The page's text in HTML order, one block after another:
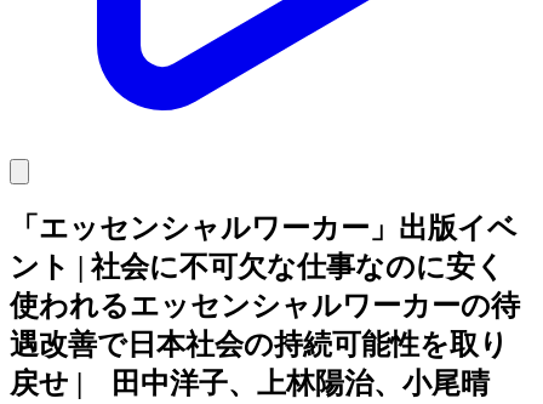
「エッセンシャルワーカー」出版イベ
ント | 社会に不可欠な仕事なのに安く
使われるエッセンシャルワーカーの待
遇改善で日本社会の持続可能性を取り
戻せ | 田中洋子、上林陽治、小尾晴